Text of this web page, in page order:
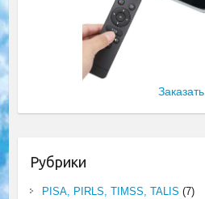
Заказать
Рубрики
PISA, PIRLS, TIMSS, TALIS (7)